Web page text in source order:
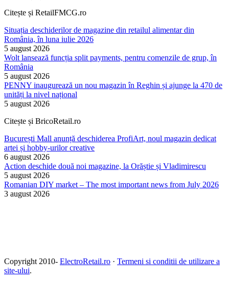
Citește și RetailFMCG.ro
Situația deschiderilor de magazine din retailul alimentar din
România, în luna iulie 2026
5 august 2026
Wolt lansează funcția split payments, pentru comenzile de grup, în
România
5 august 2026
PENNY inaugurează un nou magazin în Reghin și ajunge la 470 de
unități la nivel național
5 august 2026
Citește și BricoRetail.ro
București Mall anunță deschiderea ProfiArt, noul magazin dedicat
artei și hobby-urilor creative
6 august 2026
Action deschide două noi magazine, la Orăștie și Vladimirescu
5 august 2026
Romanian DIY market – The most important news from July 2026
3 august 2026
Copyright 2010- ElectroRetail.ro · Termeni si conditii de utilizare a
site-ului.